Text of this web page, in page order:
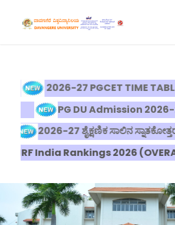
2026-27 PGCET TIME
PG DU Admission
2026-27 ಶೈಕ್ಷಣಿಕ ಸಾಲಿನ
NIRF India Rankings 2026